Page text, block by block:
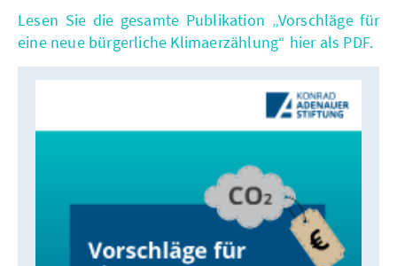
Lesen Sie die gesamte Publikation „Vorschläge für
eine neue bürgerliche Klimaerzählung“ hier als PDF.